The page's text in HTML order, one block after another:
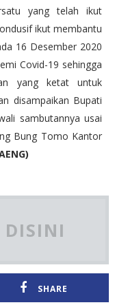
yang telah ikut
ikut membantu
16 Desember 2020
Covid-19 sehingga
yang ketat untuk
disampaikan Bupati
sambutannya usai
Bung Tomo Kantor
DISINI
SHARE